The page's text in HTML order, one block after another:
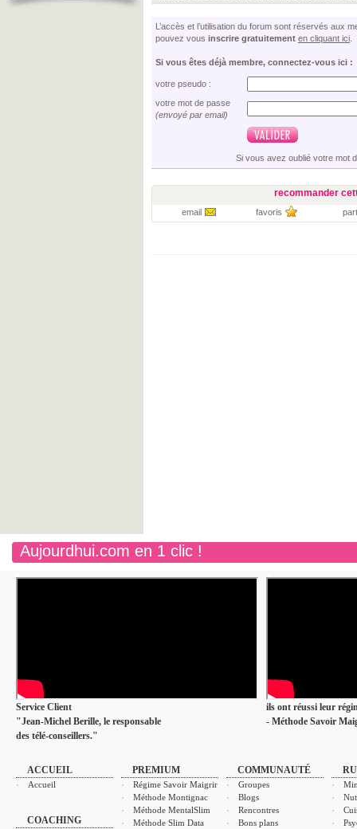
L’accès et l’utilisation du forum sont réservés aux
pouvez vous inscrire gratuitement en cliquant ici
Si vous êtes déjà membre, connectez-vous ici :
votre pseudo :
votre mot de passe
(envoyé par email)
Si vous avez oublié votre mot
recommander
email favoris
Aujourdhui.com en 1 clic !
Service Client
"Jean-Michel Berille, le responsable
des télé-conseillers."
ils ont réussi leur
- Méthode Savoir
ACCUEIL
Accueil
COACHING
PREMIUM
Régime Savoir Maigrir
Méthode Montignac
Méthode MentalSlim
Méthode Slim Data
COMMUNAUTÉ
Groupes
Blogs
Rencontres
Bons plans